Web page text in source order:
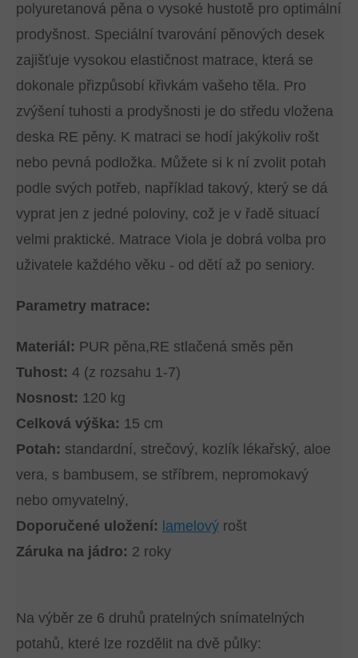
polyuretanová pěna o vysoké hustotě pro optimální
prodyšnost. Speciální tvarování pěnových desek
zajišťuje vysokou elastičnost matrace, která se
dokonale přizpůsobí křivkám vašeho těla. Pro
zvýšení tuhosti a prodyšnosti je do středu vložena
deska RE pěny. K matraci se hodí jakýkoliv rošt
nebo pevná podložka. Můžete si k ní zvolit potah
podle svých potřeb, například takový, který se dá
vyprat jen z jedné poloviny, což je v řadě situací
velmi praktické. Matrace Viola je dobrá volba pro
uživatele každého věku - od dětí až po seniory.
Parametry matrace:
Materiál: PUR pěna,RE stlačená směs pěn
Tuhost: 4 (z rozsahu 1-7)
Nosnost: 120 kg
Celková výška: 15 cm
Potah: standardní, strečový, kozlík lékařský, aloe
vera, s bambusem, se stříbrem, nepromokavý
nebo omyvatelný,
Doporučené uložení: lamelový rošt
Záruka na jádro: 2 roky
Na výběr ze 6 druhů pratelných snímatelných
potahů, které lze rozdělit na dvě půlky: